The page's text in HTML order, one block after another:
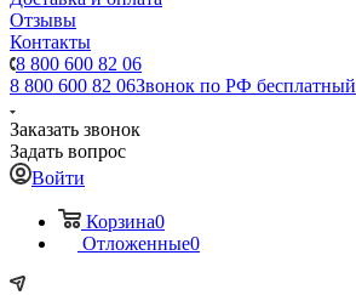
Отзывы
Контакты
8 800 600 82 06
8 800 600 82 06Звонок по РФ бесплатный
Заказать звонок
Задать вопрос
Войти
Корзина0
Отложенные0